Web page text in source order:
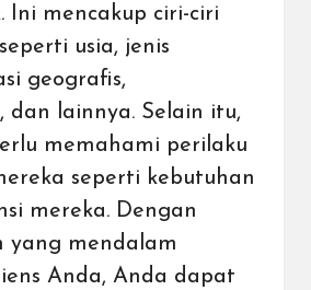
Ini mencakup ciri-ciri
usia, jenis
geografis,
dan lainnya. Selain itu,
memahami perilaku
seperti kebutuhan
mereka. Dengan
yang mendalam
Anda, Anda dapat